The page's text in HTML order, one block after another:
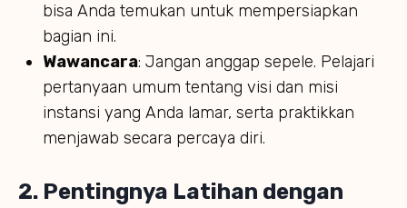
bisa Anda temukan untuk mempersiapkan
bagian ini.
Wawancara: Jangan anggap sepele. Pelajari
pertanyaan umum tentang visi dan misi
instansi yang Anda lamar, serta praktikkan
menjawab secara percaya diri.
2. Pentingnya Latihan dengan